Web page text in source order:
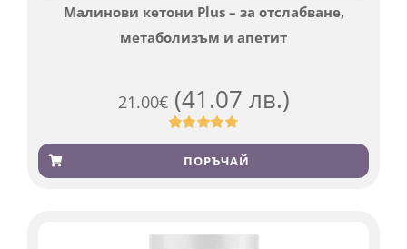
Малинови кетони Plus – за отслабване,
метаболизъм и апетит
21.00€ (41.07 лв.)
Оценен
4.76 от 5,
базирано
819
ПОРЪЧАЙ